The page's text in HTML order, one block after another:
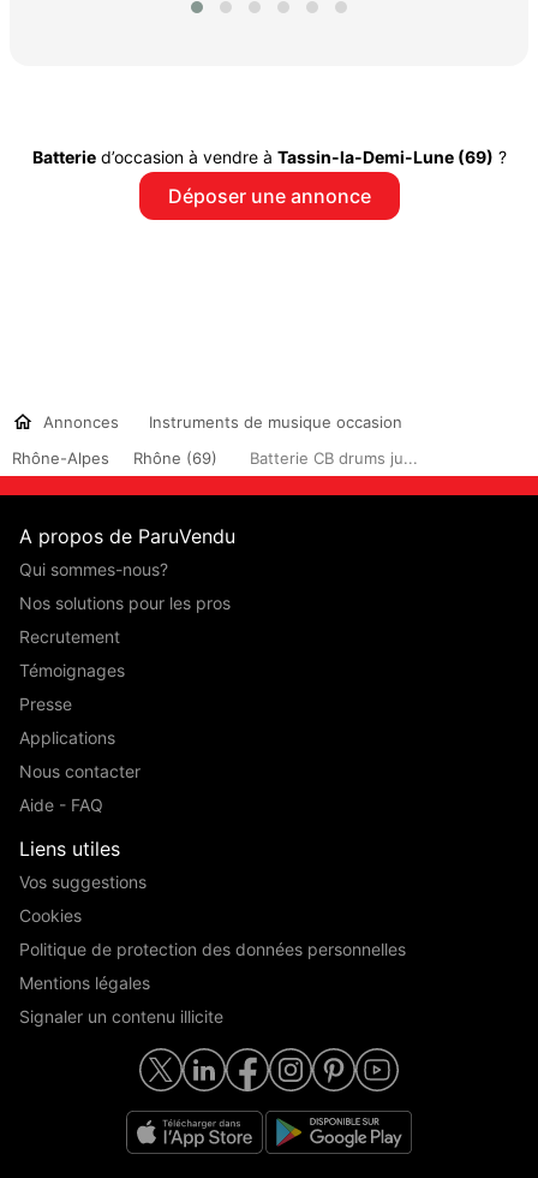
Batteried’occasion à vendre à Tassin-la-Demi-Lune (69) ?
Déposer une annonce
Annonces
Instruments de musique occasion
Rhône-Alpes
Rhône (69) Batterie CB drums ju...
A propos de ParuVendu
Qui sommes-nous?
Nos solutions pour les pros
Recrutement
Témoignages
Presse
Applications
Nous contacter
Aide - FAQ
Liens utiles
Vos suggestions
Cookies
Politique de protection des données personnelles
Mentions légales
Signaler un contenu illicite